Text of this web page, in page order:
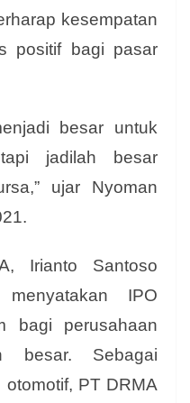
kesempatan
positif bagi pasar
besar untuk
jadilah besar
ujar Nyoman
Irianto Santoso
IPO
bagi perusahaan
besar. Sebagai
PT DRMA